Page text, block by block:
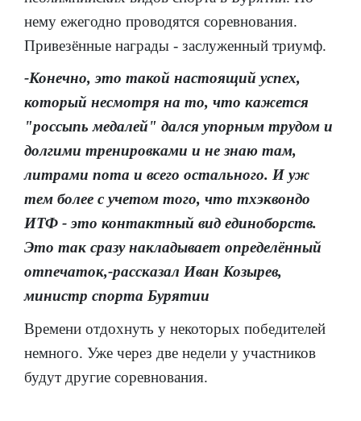
нему ежегодно проводятся соревнования.
Привезённые награды - заслуженный триумф.
-Конечно, это такой настоящий успех,
который несмотря на то, что кажется
"россыпь медалей" дался упорным трудом и
долгими тренировками и не знаю там,
литрами пота и всего остального. И уж
тем более с учетом того, что тхэквондо
ИТФ - это контактный вид единоборств.
Это так сразу накладывает определённый
отпечаток,-рассказал Иван Козырев,
министр спорта Бурятии
Времени отдохнуть у некоторых победителей
немного. Уже через две недели у участников
будут другие соревнования.